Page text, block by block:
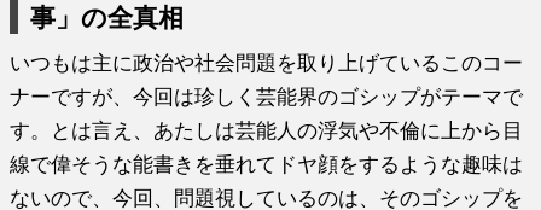
事」の全真相
いつもは主に政治や社会問題を取り上げているこのコー
ナーですが、今回は珍しく芸能界のゴシップがテーマで
す。とは言え、あたしは芸能人の浮気や不倫に上から目
線で偉そうな能書きを垂れてドヤ顔をするような趣味は
ないので、今回、問題視しているのは、そのゴシップを